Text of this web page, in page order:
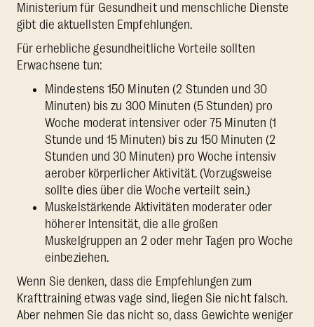
Ministerium für Gesundheit und menschliche Dienste
gibt die aktuellsten Empfehlungen.
Für erhebliche gesundheitliche Vorteile sollten
Erwachsene tun:
Mindestens 150 Minuten (2 Stunden und 30
Minuten) bis zu 300 Minuten (5 Stunden) pro
Woche moderat intensiver oder 75 Minuten (1
Stunde und 15 Minuten) bis zu 150 Minuten (2
Stunden und 30 Minuten) pro Woche intensiv
aerober körperlicher Aktivität. (Vorzugsweise
sollte dies über die Woche verteilt sein.)
Muskelstärkende Aktivitäten moderater oder
höherer Intensität, die alle großen
Muskelgruppen an 2 oder mehr Tagen pro Woche
einbeziehen.
Wenn Sie denken, dass die Empfehlungen zum
Krafttraining etwas vage sind, liegen Sie nicht falsch.
Aber nehmen Sie das nicht so, dass Gewichte weniger